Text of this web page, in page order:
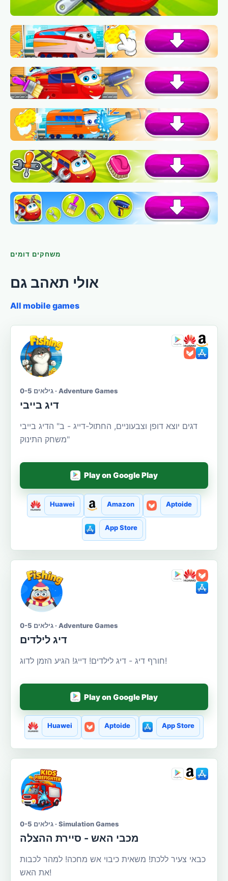
משחקים דומים
אולי תאהב גם
All mobile games
גילאים 0-5 · Adventure Games
דיג בייבי
דגים יוצא דופן וצבעוניים, החתול-דייג - ב" הדיג בייבי
"משחק התינוק
Play on Google Play
Huawei Amazon Aptoide
App Store
גילאים 0-5 · Adventure Games
דיג לילדים
חורף דיג - דיג לילדים! דייג! הגיע הזמן לדוג!
Play on Google Play
Huawei Aptoide App Store
גילאים 0-5 · Simulation Games
מכבי האש - סיירת ההצלה
כבאי צעיר ללכת! משאית כיבוי אש מחכה! למהר לכבות
את האש!